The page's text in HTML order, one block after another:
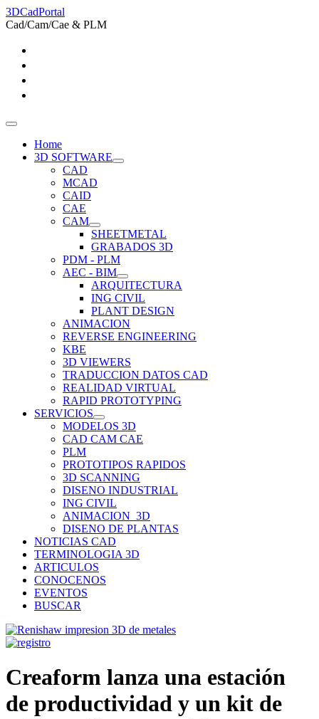
3DCadPortal
Cad/Cam/Cae & PLM
Home
3D SOFTWARE
CAD
MCAD
CAID
CAE
CAM
SHEETMETAL
GRABADOS 3D
PDM - PLM
AEC - BIM
ARQUITECTURA
ING CIVIL
PLANT DESIGN
ANIMACION
REVERSE ENGINEERING
KBE
3D VIEWERS
TRADUCCION DATOS CAD
REALIDAD VIRTUAL
RAPID PROTOTYPING
SERVICIOS
MODELOS 3D
CAD CAM CAE
PLM
PROTOTIPOS RAPIDOS
3D SCANNING
DISENO INDUSTRIAL
ING CIVIL
ANIMACION_3D
DISENO DE PLANTAS
NOTICIAS CAD
TERMINOLOGIA 3D
ARTICULOS
CONOCENOS
EVENTOS
BUSCAR
Creaform lanza una estación
de productividad y un kit de